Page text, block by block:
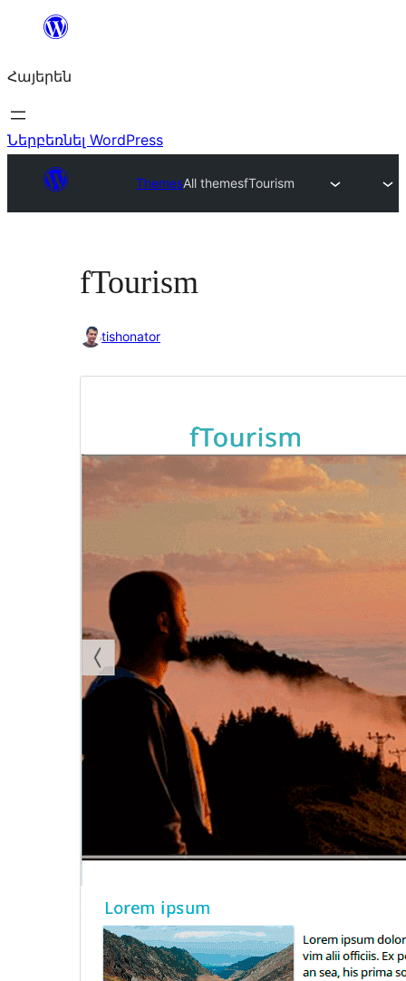
Անցնել
Հայերեն
Ներբեռնել WordPress
ThemesAll themesfTourism
fTourism
tishonator